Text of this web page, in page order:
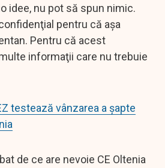
idee, nu pot să spun nimic.
pentru că aşa
Pentru că acest
informaţii care nu trebuie
testează vânzarea a şapte
de ce are nevoie CE Oltenia